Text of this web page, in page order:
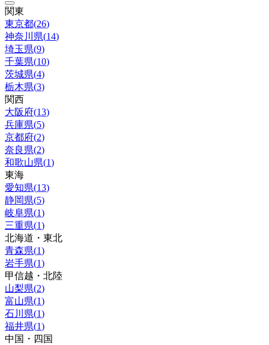
関東
東京都(26)
神奈川県(14)
埼玉県(9)
千葉県(10)
茨城県(4)
栃木県(3)
関西
大阪府(13)
兵庫県(5)
京都府(2)
奈良県(2)
和歌山県(1)
東海
愛知県(13)
静岡県(5)
岐阜県(1)
三重県(1)
北海道・東北
青森県(1)
岩手県(1)
甲信越・北陸
山梨県(2)
富山県(1)
石川県(1)
福井県(1)
中国・四国